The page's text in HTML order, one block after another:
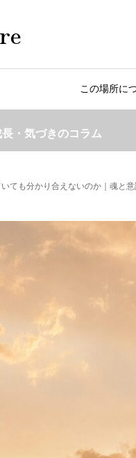
この場所に
・気づきのコラム
ても分かり合えないのか｜魂と